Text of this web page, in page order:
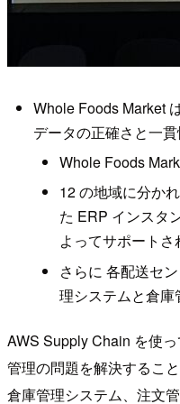
Whole Foods Market
データの正確さと一
Whole Foods
12 の地域に分か
た ERP インスタ
よってサポートさ
さらに 各配送セ
理システムと倉庫
AWS Supply Chain を使
管理の問題を解決すること
倉庫管理システム、注文